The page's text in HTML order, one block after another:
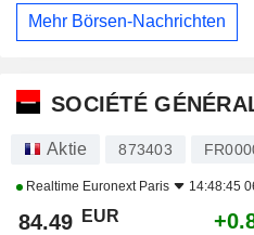
Mehr Börsen-Nachrichten
SOCIÉTÉ
Aktie 873403
Realtime Euronext Paris 14:48:45
84.49 EUR